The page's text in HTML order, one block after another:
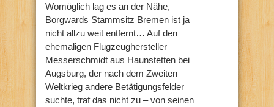
Womöglich lag es an der Nähe,
Borgwards Stammsitz Bremen ist ja
nicht allzu weit entfernt… Auf den
ehemaligen Flugzeughersteller
Messerschmidt aus Haunstetten bei
Augsburg, der nach dem Zweiten
Weltkrieg andere Betätigungsfelder
suchte, traf das nicht zu – von seinen